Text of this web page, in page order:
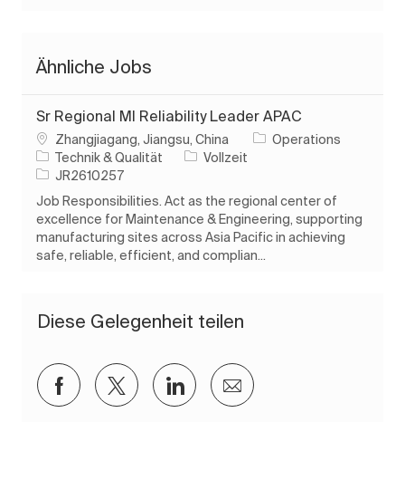
Ähnliche Jobs
Sr Regional MI Reliability Leader APAC
Ort Zhangjiagang, Jiangsu, China
Operations
Kategorie
Technik & Qualität Auftragstyp
Vollzeit
Auftrags-ID
JR2610257
Job Responsibilities. Act as the regional center of
excellence for Maintenance & Engineering, supporting
manufacturing sites across Asia Pacific in achieving
safe, reliable, efficient, and complian...
Diese Gelegenheit teilen
Über Facebook teilen
Über Twitter teilen
Über LinkedIn teilen
Per E-Mail teilen